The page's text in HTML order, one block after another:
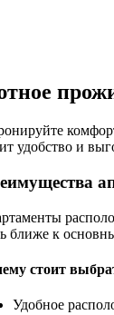
удобство и
ближе к
стоит
Удобное